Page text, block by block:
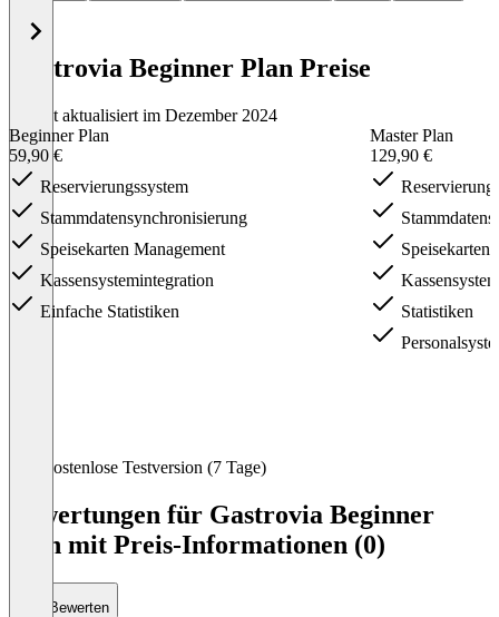
Gastrovia Beginner Plan Preise
Zuletzt aktualisiert im Dezember 2024
Beginner Plan
59,90 €
Reservierungssystem
Stammdatensynchronisierung
Speisekarten Management
Kassensystemintegration
Einfache Statistiken
Master Plan
129,90 €
Speisekarten
Statistiken
Kostenlose Testversion (7 Tage)
Bewertungen für Gastrovia Beginner
Plan mit Preis-Informationen (0)
Bewerten